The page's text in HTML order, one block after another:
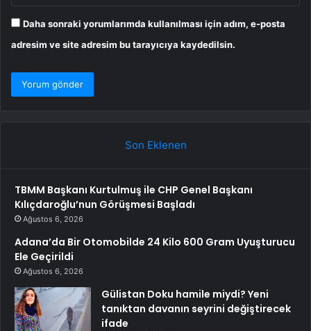
Daha sonraki yorumlarımda kullanılması için adım, e-posta
adresim ve site adresim bu tarayıcıya kaydedilsin.
Son Eklenen
TBMM Başkanı Kurtulmuş ile CHP Genel Başkanı
Kılıçdaroğlu’nun Görüşmesi Başladı
Ağustos 6, 2026
Adana’da Bir Otomobilde 24 Kilo 600 Gram Uyuşturucu
Ele Geçirildi
Ağustos 6, 2026
Gülistan Doku hamile miydi? Yeni
tanıktan davanın seyrini değiştirecek
ifade